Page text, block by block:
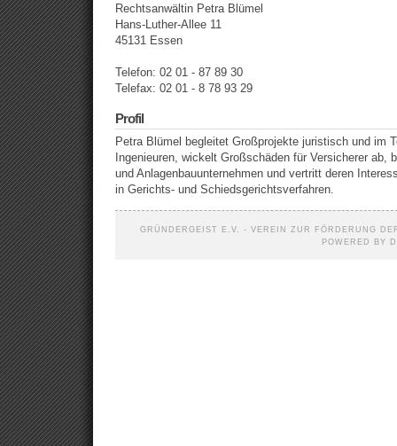
Rechtsanwältin Petra Blümel
Hans-Luther-Allee 11
45131 Essen
Telefon: 02 01 - 87 89 30
Telefax: 02 01 - 8 78 93 29
Profil
Petra Blümel begleitet Großprojekte juristisch und im
Ingenieuren, wickelt Großschäden für Versicherer ab,
und Anlagenbauunternehmen und vertritt deren
in Gerichts- und Schiedsgerichtsverfahren.
GRÜNDERGEIST E.V. - VEREIN ZUR FÖRDERUNG
POWERED BY